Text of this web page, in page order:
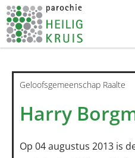
Geloofsgemeenschap Raalte
Harry
Op 04 augustus 2013 is